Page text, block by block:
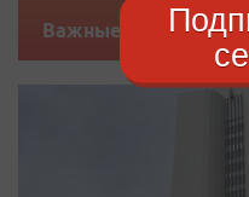
Важные новости